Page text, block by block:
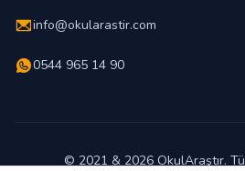
info@okularastir.com
0544 965 14 90
© 2021 & 2026 OkulAraştır.